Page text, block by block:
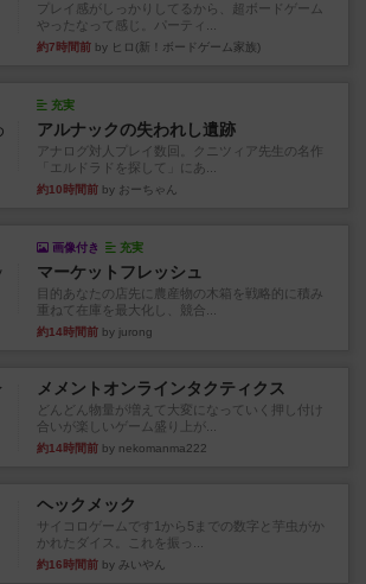
プレイ感がしっかりしてるから、超ボードゲーム
やったなって感じ。パーティ...
約7時間前 by ヒロ(新！ボードゲーム家族)
充実
アルナックの失われし遺跡
アナログ対人プレイ数回。クニツィア先生の名作
「エルドラドを探して」にあ...
約10時間前 by おーちゃん
画像付き 充実
マーケットフレッシュ
目的あなたの店先に農産物の木箱を戦略的に積み
重ねて在庫を最大化し、競合...
約14時間前 by jurong
メメントオンラインタクティクス
どんどん物量が増えて大変になっていく押し付け
合いが楽しいゲーム盛り上が...
約14時間前 by nekomanma222
ヘックメック
サイコロゲームです1から5までの数字と芋虫がか
かれたダイス。これを振っ...
約16時間前 by みいやん